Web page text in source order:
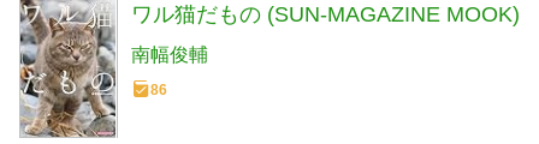
ワル猫だもの (SUN-MAGAZINE MOOK)
南幅俊輔
86